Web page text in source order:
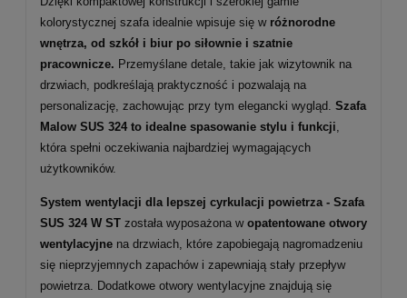
kolorystycznej szafa idealnie wpisuje się w różnorodne
wnętrza, od szkół i biur po siłownie i szatnie
pracownicze. Przemyślane detale, takie jak wizytownik na
drzwiach, podkreślają praktyczność i pozwalają na
personalizację, zachowując przy tym elegancki wygląd. Szafa
Malow SUS 324 to idealne spasowanie stylu i funkcji
która spełni oczekiwania najbardziej wymagających
użytkowników.
System wentylacji dla lepszej cyrkulacji powietrza - Szafa
SUS 324 W ST została wyposażona w opatentowane otwory
wentylacyjne na drzwiach, które zapobiegają nagromadzeniu
się nieprzyjemnych zapachów i zapewniają stały przepływ
powietrza. Dodatkowe otwory wentylacyjne znajdują się